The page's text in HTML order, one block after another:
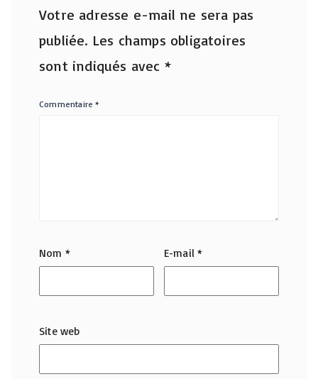
Votre adresse e-mail ne sera pas
publiée. Les champs obligatoires
sont indiqués avec *
Commentaire*
Nom * E-mail*
Site web